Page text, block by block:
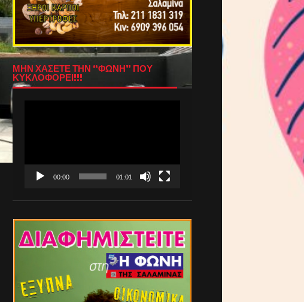
ΜΗΝ ΧΑΣΕΤΕ ΤΗΝ “ΦΩΝΗ” ΠΟΥ
ΚΥΚΛΟΦΟΡΕΙ!!!
00:00 01:01